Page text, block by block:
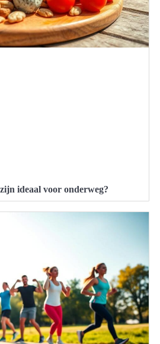
ideaal voor onderweg?